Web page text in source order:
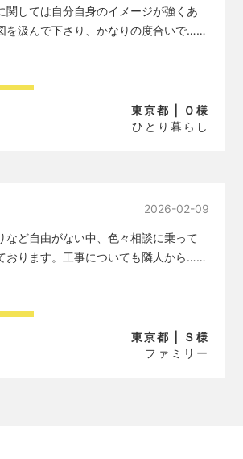
関しては自分自身のイメージが強くあ
を汲んで下さり、かなりの度合いで……
東京都 | Ｏ様
ひとり暮らし
2026-02-09
など自由がない中、色々相談に乗って
おります。工事についても隣人から……
東京都 | Ｓ様
ファミリー